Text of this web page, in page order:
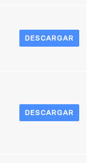
DESCARGAR
DESCARGAR